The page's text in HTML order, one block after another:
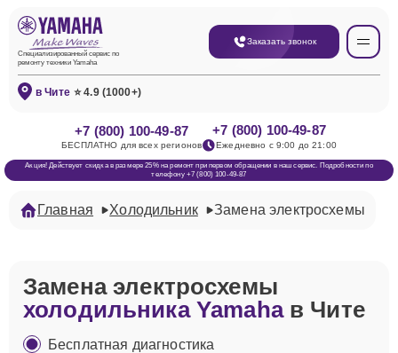
Специализированный сервис по
ремонту техники Yamaha
Заказать звонок
в Чите ⭐ 4.9 (1000+)
+7 (800) 100-49-87
БЕСПЛАТНО для всех регионов
+7 (800) 100-49-87
Ежедневно с 9:00 до 21:00
Акция! Действует скидка в размере 25% на ремонт при первом обращении в наш сервис. Подробности по
телефону +7 (800) 100-49-87
Главная Холодильник Замена электросхемы
Замена электросхемы
холодильника Yamahaв Чите
Бесплатная диагностика